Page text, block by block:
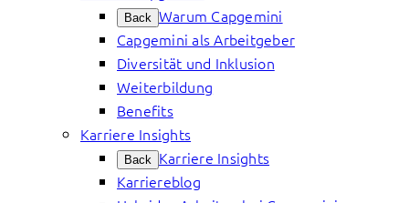
Back Warum Capgemini
Capgemini als Arbeitgeber
Diversität und Inklusion
Weiterbildung
Benefits
Karriere Insights
Back Karriere Insights
Karriereblog